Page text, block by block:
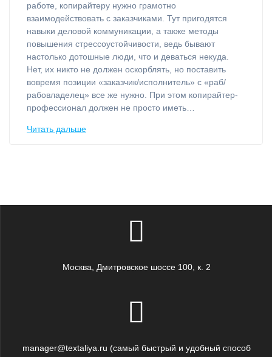
работе, копирайтеру нужно грамотно
взаимодействовать с заказчиками. Тут пригодятся
навыки деловой коммуникации, а также методы
повышения стрессоустойчивости, ведь бывают
настолько дотошные люди, что и деваться некуда.
Нет, их никто не должен оскорблять, но поставить
вовремя позиции «заказчик/исполнитель» с «раб/
рабовладелец» все же нужно. При этом копирайтер-
профессионал должен не просто иметь…
Читать дальше
Москва, Дмитровское шоссе 100, к. 2
manager@textaliya.ru (самый быстрый и удобный способ